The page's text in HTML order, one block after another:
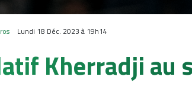
Lundi 18 Déc. 2023 à 19h14
Kherradji au